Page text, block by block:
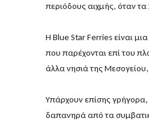
περιόδους αιχμής, όταν
Η Blue Star Ferries είναι
που παρέχονται επί του
άλλα νησιά της
Υπάρχουν επίσης γρήγορα,
δαπανηρά από τα